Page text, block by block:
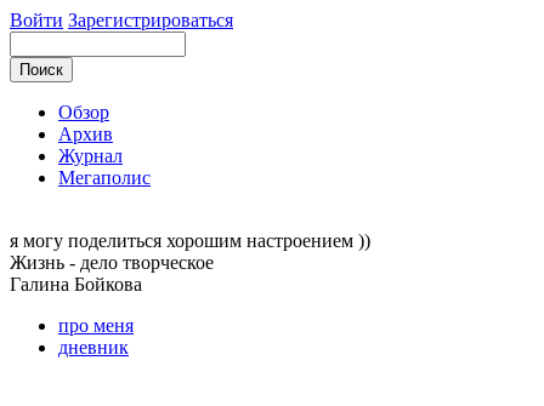
Войти Зарегистрироваться
Обзор
Архив
Журнал
Мегаполис
я могу поделиться хорошим настроением ))
Жизнь - дело творческое
Галина Бойкова
про меня
дневник